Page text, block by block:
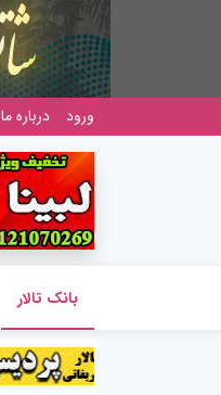
ورود درباره ما
بانک تالار